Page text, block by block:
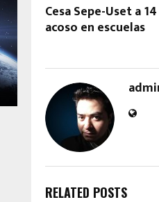
Cesa Sepe-Uset a
acoso en escuelas
RELATED POSTS